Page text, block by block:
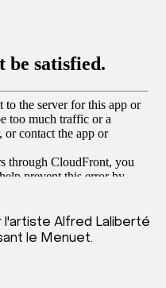
Alfred Laliberté
le Menuet.